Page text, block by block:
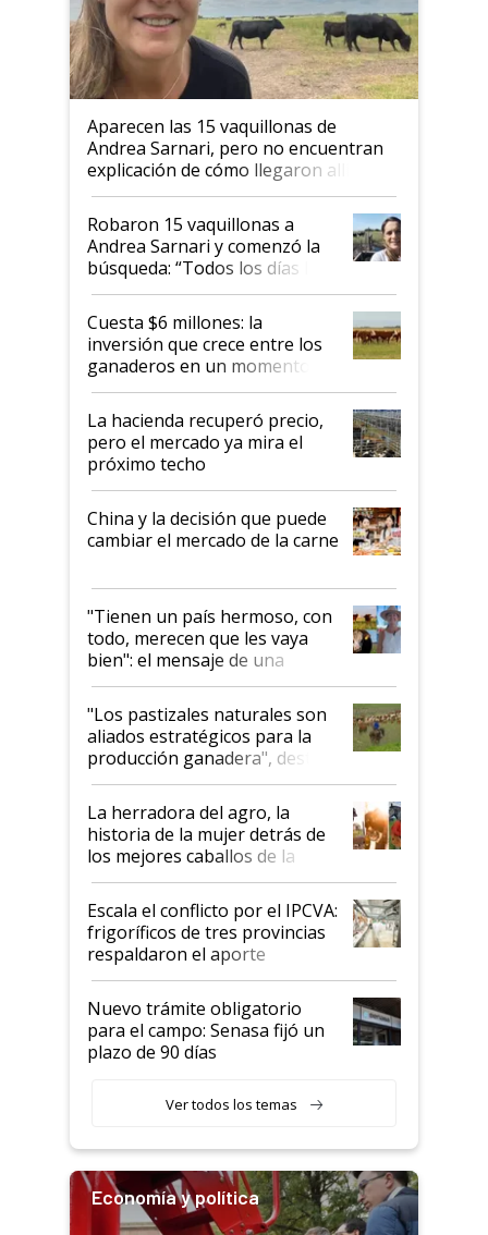
Aparecen las 15 vaquillonas de
Andrea Sarnari, pero no encuentran
explicación de cómo llegaron allí
Robaron 15 vaquillonas a
Andrea Sarnari y comenzó la
búsqueda: “Todos los días le
toca a algún productor”
Cuesta $6 millones: la
inversión que crece entre los
ganaderos en un momento
histórico para la actividad
La hacienda recuperó precio,
pero el mercado ya mira el
próximo techo
China y la decisión que puede
cambiar el mercado de la carne
"Tienen un país hermoso, con
todo, merecen que les vaya
bien": el mensaje de una
ganadera uruguaya sobre las
oportunidades que se abren
para el agro en Argentina, con
foco en la carne
"Los pastizales naturales son
aliados estratégicos para la
producción ganadera", destaca
la iniciativa que ya reúne a 46
establecimientos en Argentina
La herradora del agro, la
historia de la mujer detrás de
los mejores caballos de la
Argentina y los mitos que
todavía hacen sufrir a estos
animales: "Mientras me
descalificaban, yo seguí
haciendo currículum"
Escala el conflicto por el IPCVA:
frigoríficos de tres provincias
respaldaron el aporte
obligatorio
Nuevo trámite obligatorio
para el campo: Senasa fijó un
plazo de 90 días
Ver todos los temas
Economía y política